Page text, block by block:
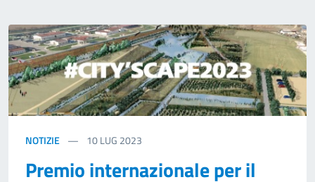
NOTIZIE 10LUG 2023
Premio internazionale per il